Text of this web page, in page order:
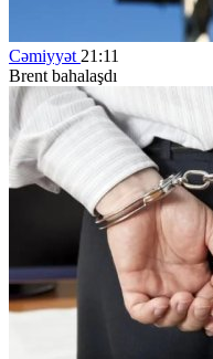
Cəmiyyət 21:11
Brent bahalaşdı